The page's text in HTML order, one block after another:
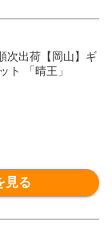
次出荷【岡山】ギ
ト 「晴王」
見る